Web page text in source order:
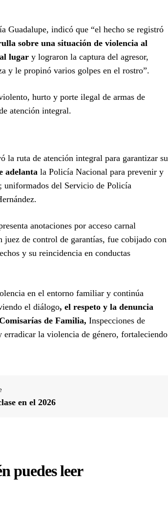
Guadalupe, indicó que “el hecho se registró
sobre una situación de violencia al
lugar y lograron la captura del agresor,
y le propinó varios golpes en el rostro”.
hurto y porte ilegal de armas de
atención integral.
ruta de atención integral para garantizar su
adelanta la Policía Nacional para prevenir y
uniformados del Servicio de Policía
anotaciones por acceso carnal
de control de garantías, fue cobijado con
y su reincidencia en conductas
en el entorno familiar y continúa
el diálogo, el respeto y la denuncia
de Familia, Inspecciones de
la violencia de género, fortaleciendo
en el 2026
puedes leer